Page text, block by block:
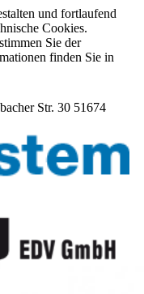
und fortlaufend
Cookies.
Sie der
finden Sie in
Str. 30 51674